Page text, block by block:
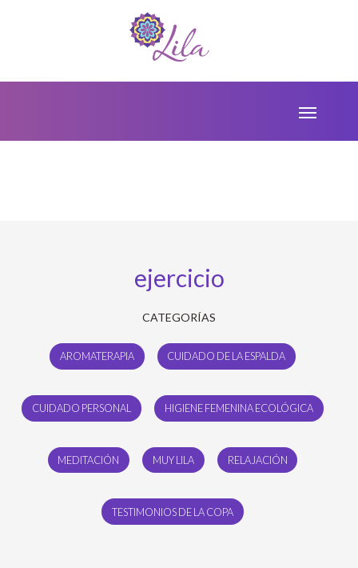
ejercicio
CATEGORÍAS
AROMATERAPIA CUIDADO DE LA ESPALDA
CUIDADO PERSONAL HIGIENE FEMENINA ECOLÓGICA
MEDITACIÓN MUY LILA RELAJACIÓN
TESTIMONIOS DE LA COPA